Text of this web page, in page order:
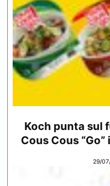
Koch punta sul
Cous Cous
29/